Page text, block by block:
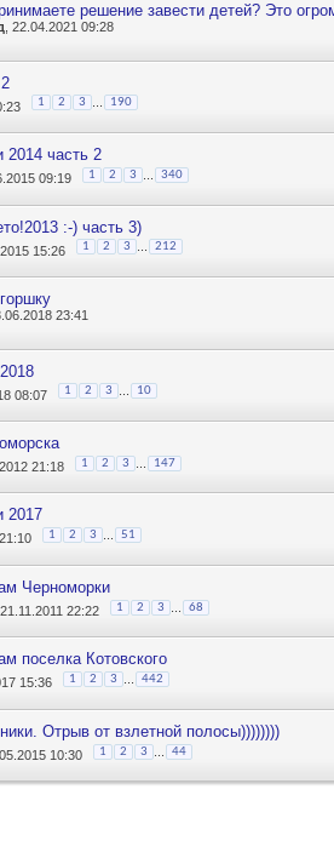
решение завести детей? Это
, 22.04.2021 09:28
1 2 3 190
2014 часть 2
09:19 1 2 3 340
:-) часть 3)
15:26 1 2 3 212
23:41
08:07 1 2 3 10
21:18 1 2 3 147
2017
1 2 3 51
Черноморки
, 21.11.2011 22:22 1 2 3 68
поселка Котовского
15:36 1 2 3 442
Отрыв от взлетной полосы))))))))
10:30 1 2 3 44